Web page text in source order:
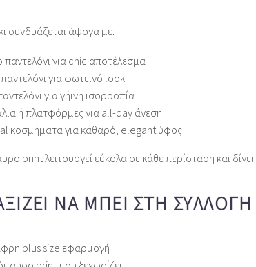
συνδυάζεται άψογα με:
για chic αποτέλεσμα
για φωτεινό look
για γήινη ισορροπία
ή πλατφόρμες για all‑day άνεση
κοσμήματα για καθαρό, elegant ύφος
print λειτουργεί εύκολα σε κάθε περίσταση και
ΝΑ ΜΠΕΙ ΣΤΗ
plus size εφαρμογή